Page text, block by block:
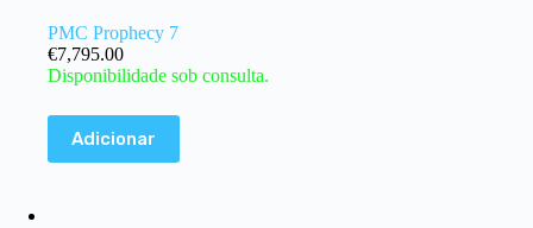
PMC Prophecy 7
€7,795.00
Disponibilidade sob consulta.
Adicionar